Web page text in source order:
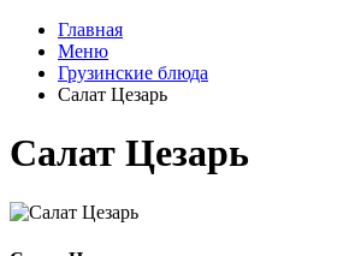
Главная
Меню
Грузинские блюда
Салат Цезарь
Салат Цезарь